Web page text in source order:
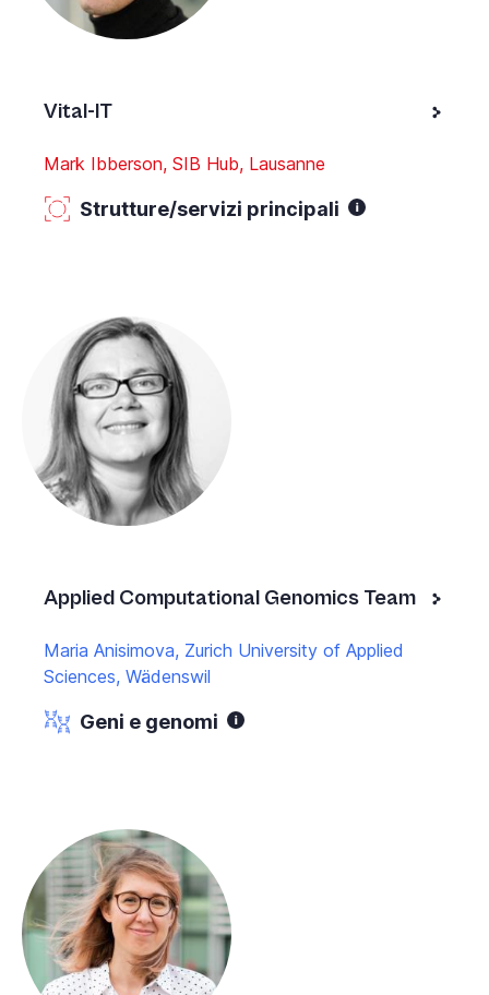
Vital-IT
Mark Ibberson, SIB Hub, Lausanne
Strutture/servizi principali
Applied Computational Genomics Team
Maria Anisimova, Zurich University of Applied
Sciences, Wädenswil
Geni e genomi